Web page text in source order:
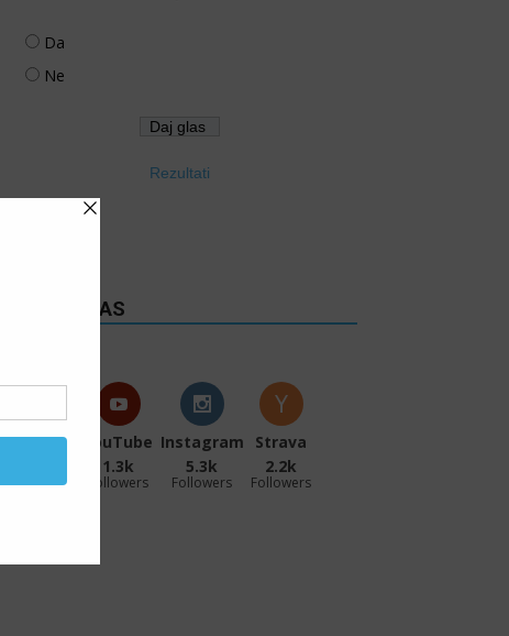
Da
Ne
Rezultati
PRATITE NAS
Facebook
Followers
YouTube
1.3k
Followers
Instagram
5.3k
Followers
Strava
2.2k
Followers